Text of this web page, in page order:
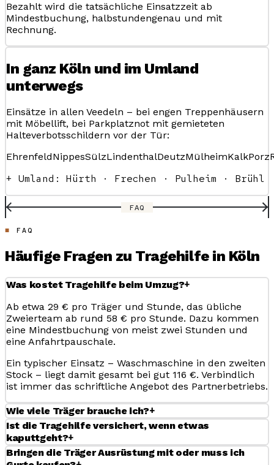
Bezahlt wird die tatsächliche Einsatzzeit ab
Mindestbuchung, halbstundengenau und mit
Rechnung.
In ganz Köln und im Umland
unterwegs
Einsätze in allen Veedeln – bei engen Treppenhäusern
mit Möbellift, bei Parkplatznot mit gemieteten
Halteverbotsschildern vor der Tür:
EhrenfeldNippesSülzLindenthalDeutzMülheimKalkPorz
+ Umland: Hürth · Frechen · Pulheim · Brühl
FAQ
FAQ
Häufige Fragen zu Tragehilfe in Köln
Was kostet Tragehilfe beim Umzug?+
Ab etwa 29 € pro Träger und Stunde, das übliche
Zweierteam ab rund 58 € pro Stunde. Dazu kommen
eine Mindestbuchung von meist zwei Stunden und
eine Anfahrtpauschale.
Ein typischer Einsatz – Waschmaschine in den zweiten
Stock – liegt damit gesamt bei gut 116 €. Verbindlich
ist immer das schriftliche Angebot des Partnerbetriebs.
Wie viele Träger brauche ich?+
Ist die Tragehilfe versichert, wenn etwas
kaputtgeht?+
Bringen die Träger Ausrüstung mit oder muss ich